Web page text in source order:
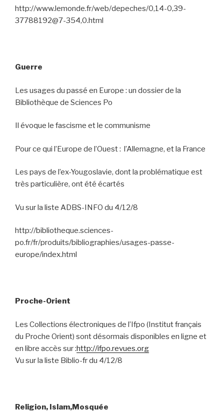
http://www.lemonde.fr/web/depeches/0,14-0,39-
37788192@7-354,0.html
Guerre
Les usages du passé en Europe : un dossier de la
Bibliothèque de Sciences Po
Il évoque le fascisme et le communisme
Pour ce qui l’Europe de l’Ouest : l’Allemagne, et la France
Les pays de l’ex-Yougoslavie, dont la problématique est
très particulière, ont été écartés
Vu sur la liste ADBS-INFO du 4/12/8
http://bibliotheque.sciences-
po.fr/fr/produits/bibliographies/usages-passe-
europe/index.html
Proche-Orient
Les Collections électroniques de l’Ifpo (Institut français
du Proche Orient) sont désormais disponibles en ligne et
en libre accès sur :http://ifpo.revues.org
Vu sur la liste Biblio-fr du 4/12/8
Religion, Islam,Mosquée